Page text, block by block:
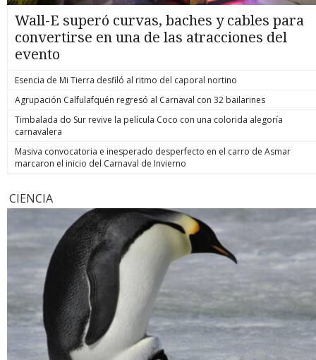
Wall-E superó curvas, baches y cables para
convertirse en una de las atracciones del
evento
Esencia de Mi Tierra desfiló al ritmo del caporal nortino
Agrupación Calfulafquén regresó al Carnaval con 32 bailarines
Timbalada do Sur revive la película Coco con una colorida alegoría
carnavalera
Masiva convocatoria e inesperado desperfecto en el carro de Asmar
marcaron el inicio del Carnaval de Invierno
CIENCIA